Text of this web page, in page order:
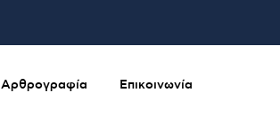
Αρθρογραφία Επικοινωνία